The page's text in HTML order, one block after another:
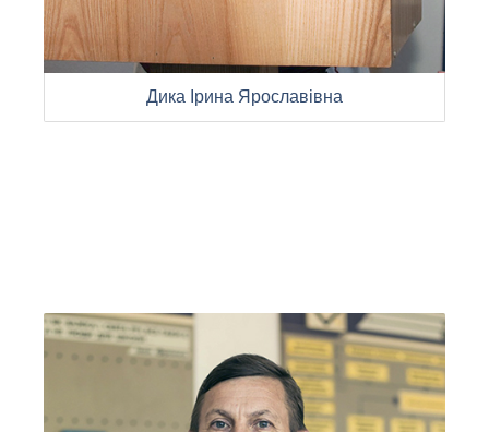
Дика Ірина Ярославівна